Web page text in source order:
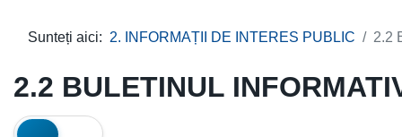
Sunteți aici: 2. INFORMAȚII DE INTERES PUBLIC 2.2
2.2 BULETINUL